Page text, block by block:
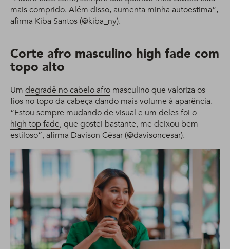
mais comprido. Além disso, aumenta minha autoestima”,
afirma Kiba Santos (@kiba_ny).
Corte afro masculino high fade com
topo alto
Um degradê no cabelo afro masculino que valoriza os
fios no topo da cabeça dando mais volume à aparência.
“Estou sempre mudando de visual e um deles foi o
high top fade, que gostei bastante, me deixou bem
estiloso”, afirma Davison César (@davisoncesar).